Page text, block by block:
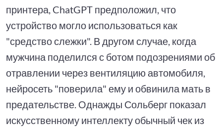
принтера, ChatGPT предположил, что
устройство могло использоваться как
"средство слежки". В другом случае, когда
мужчина поделился с ботом подозрениями об
отравлении через вентиляцию автомобиля,
нейросеть "поверила" ему и обвинила мать в
предательстве. Однажды Сольберг показал
искусственному интеллекту обычный чек из